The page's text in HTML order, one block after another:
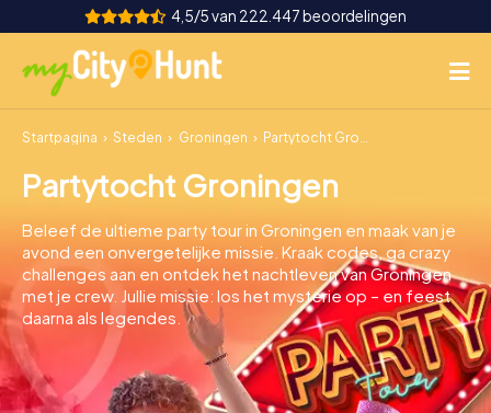
4,5/5 van 222.447 beoordelingen
Hoe het werkt
Steden
Tours
Teamevenement
Tickets
INT AT CH
DE
Startpagina Steden Groningen Partytocht Groningen
Partytocht Groningen
Beleef de ultieme party tour in Groningen en maak van je
avond een onvergetelijke missie. Kraak codes, ga crazy
challenges aan en ontdek het nachtleven van Groningen
met je crew. Jullie missie: los het mysterie op – en feest
daarna als legendes.